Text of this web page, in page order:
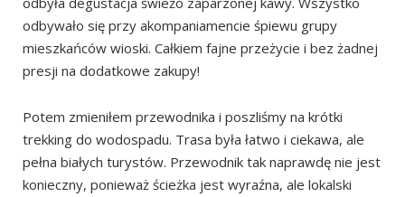
odbywało się przy akompaniamencie śpiewu grupy
mieszkańców wioski. Całkiem fajne przeżycie i bez żadnej
presji na dodatkowe zakupy!
Potem zmieniłem przewodnika i poszliśmy na krótki
trekking do wodospadu. Trasa była łatwo i ciekawa, ale
pełna białych turystów. Przewodnik tak naprawdę nie jest
konieczny, ponieważ ścieżka jest wyraźna, ale lokalski